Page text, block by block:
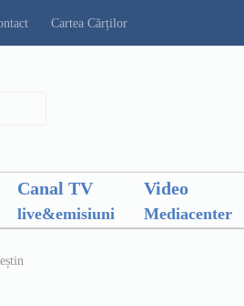
Cartea Cărților
Canal TV
live&emisiuni
Video
Mediacenter